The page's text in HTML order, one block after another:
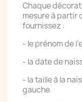
Chaque
mesure à partir
fournissez :
- le prénom de
- la date de
- la taille à la
gauche